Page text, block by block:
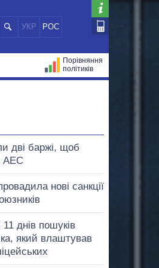
УКР РОС
Порівняння
політиків
дві баржі, щоб
АЕС
нові санкції
днів пошуків
який влаштував